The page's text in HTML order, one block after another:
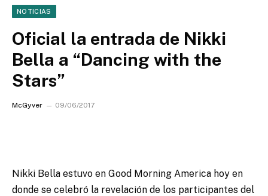
NOTICIAS
Oficial la entrada de Nikki
Bella a “Dancing with the
Stars”
McGyver 09/06/2017
Nikki Bella estuvo en Good Morning America hoy en
donde se celebró la revelación de los participantes del